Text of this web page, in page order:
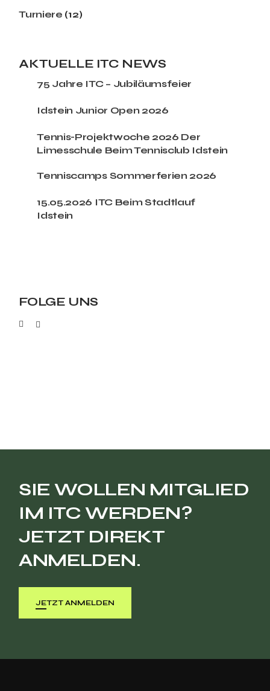
Turniere (12)
AKTUELLE ITC NEWS
75 Jahre ITC – Jubiläumsfeier
Idstein Junior Open 2026
Tennis-Projektwoche 2026 Der
Limesschule Beim Tennisclub Idstein
Tenniscamps Sommerferien 2026
15.05.2026 ITC Beim Stadtlauf
Idstein
FOLGE UNS
SIE WOLLEN MITGLIED
IM ITC WERDEN?
JETZT DIREKT
ANMELDEN.
JETZT ANMELDEN